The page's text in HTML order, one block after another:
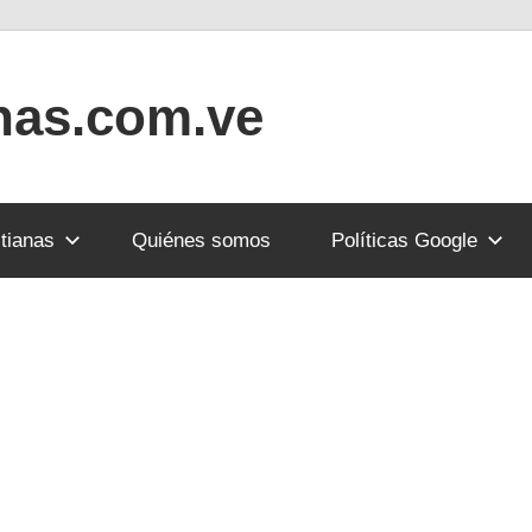
Quiénes somos Políticas Google